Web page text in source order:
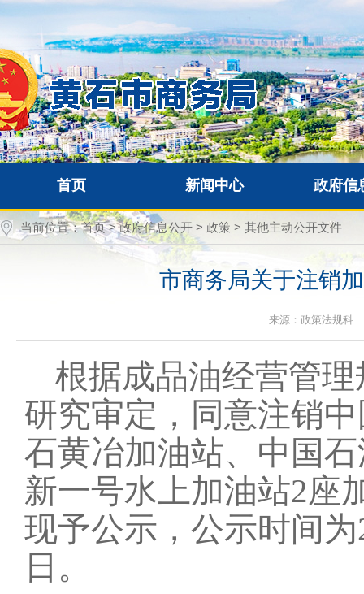
首页 新闻中心 政府信
当前位置：首页>政府信息公开 > 政策 > 其他主动公开文件
市商务局关于注销
来源：政策法规
根据成品油经营管理
研究审定，同意注销
石黄冶加油站、中国
新一号水上加油站2座
现予公示，公示时间为
日。